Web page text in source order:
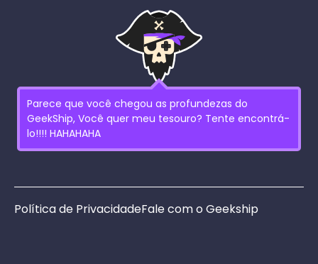
Parece que você chegou as profundezas do
GeekShip, Você quer meu tesouro? Tente encontrá-
lo!!!! HAHAHAHA
Política de PrivacidadeFale com o Geekship